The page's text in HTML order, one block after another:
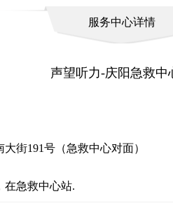
服务中心详情
声望听力-庆阳急救中
街191号（急救中心对面）
在急救中心站.